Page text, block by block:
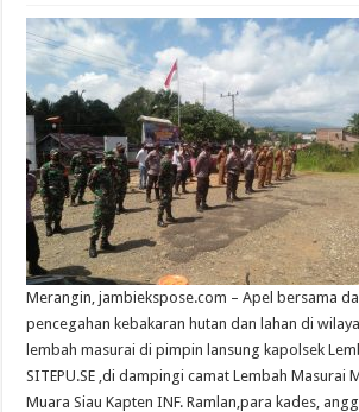
Merangin, jambiekspose.com – Apel bersama
pencegahan kebakaran hutan dan lahan di
lembah masurai di pimpin lansung kapolsek
SITEPU.SE ,di dampingi camat Lembah Masurai
Muara Siau Kapten INF. Ramlan,para kades,